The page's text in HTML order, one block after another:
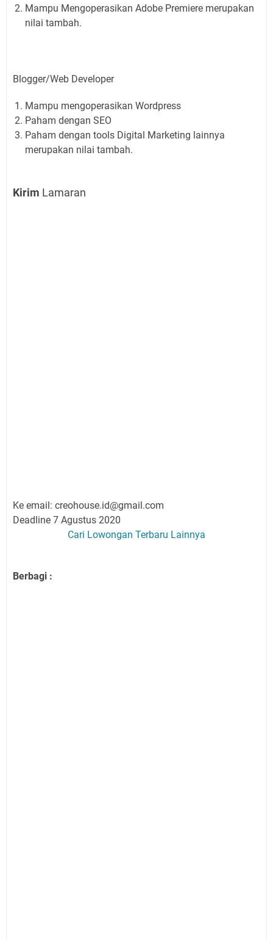
Mampu Mengoperasikan Adobe Premiere merupakan
nilai tambah.
Blogger/Web Developer
Mampu mengoperasikan Wordpress
Paham dengan SEO
Paham dengan tools Digital Marketing lainnya
merupakan nilai tambah.
Kirim Lamaran
Ke email: creohouse.id@gmail.com
Deadline 7 Agustus 2020
Cari Lowongan Terbaru Lainnya
Berbagi :